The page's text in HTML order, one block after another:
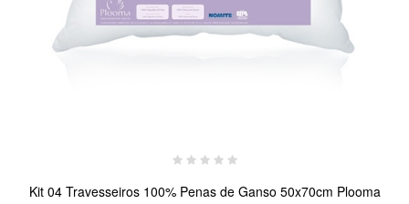
Kit 04 Travesseiros 100% Penas de Ganso 50x70cm Plooma